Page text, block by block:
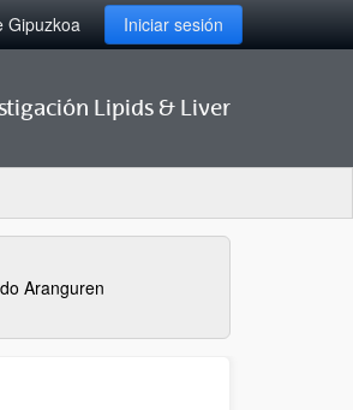
Gipuzkoa Iniciar sesión
Lipids & Liver
Aranguren